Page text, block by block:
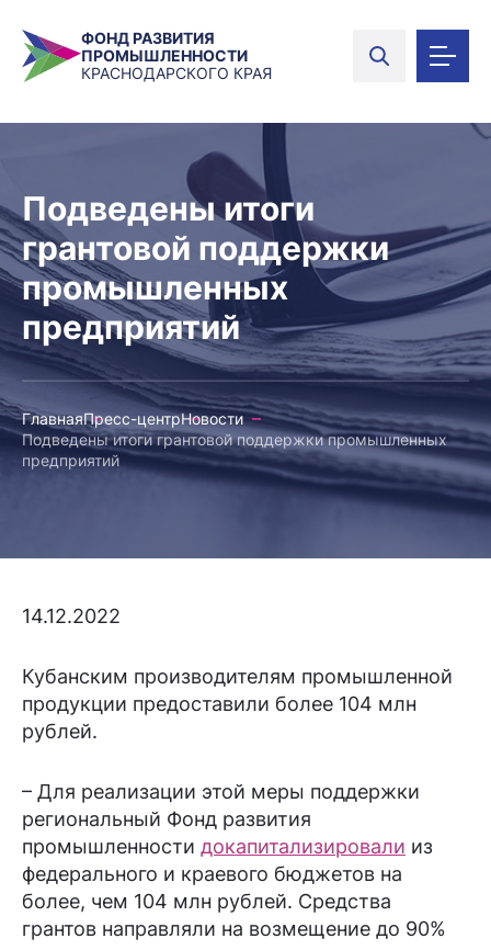
ФОНД РАЗВИТИЯ
ПРОМЫШЛЕННОСТИ
КРАСНОДАРСКОГО КРАЯ
Подведены итоги
грантовой поддержки
промышленных
предприятий
ГлавнаяПресс-центрНовости
Подведены итоги грантовой поддержки промышленных
предприятий
14.12.2022
Кубанским производителям промышленной
продукции предоставили более 104 млн
рублей.
– Для реализации этой меры поддержки
региональный Фонд развития
промышленности докапитализировали из
федерального и краевого бюджетов на
более, чем 104 млн рублей. Средства
грантов направляли на возмещение до 90%